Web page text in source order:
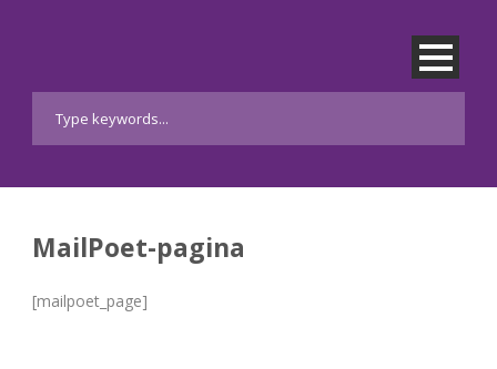
MailPoet-pagina
[mailpoet_page]